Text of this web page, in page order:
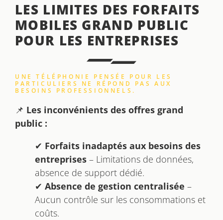
LES LIMITES DES FORFAITS
MOBILES GRAND PUBLIC
POUR LES ENTREPRISES
UNE TÉLÉPHONIE PENSÉE POUR LES
PARTICULIERS NE RÉPOND PAS AUX
BESOINS PROFESSIONNELS.
📌 Les inconvénients des offres grand
public :
✔ Forfaits inadaptés aux besoins des
entreprises – Limitations de données,
absence de support dédié.
✔ Absence de gestion centralisée –
Aucun contrôle sur les consommations et
coûts.